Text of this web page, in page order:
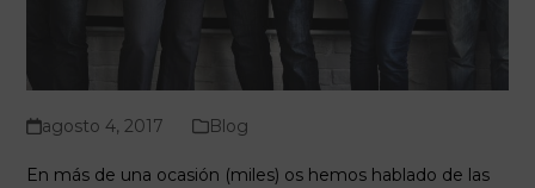
agosto 4, 2017 Blog
En más de una ocasión (miles) os hemos hablado de las